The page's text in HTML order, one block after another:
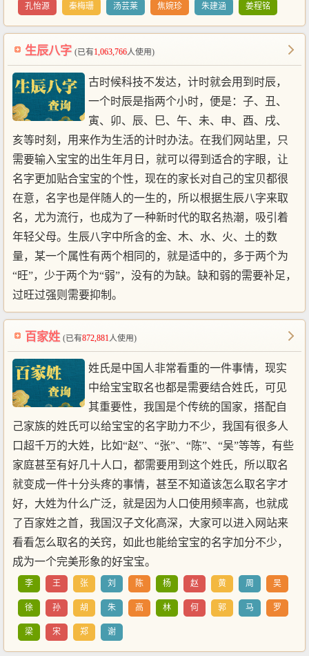
孔怡源 秦梅珊 汤芸莱 焦婉珍 朱建涵 姜程铭
生辰八字 (已有1,063,766人使用)
古时候科技不发达，计时就会用到时辰，
一个时辰是指两个小时，便是：子、丑、
寅、卯、辰、巳、午、未、申、酉、戌、
亥等时刻，用来作为生活的计时办法。在我们网站里，只
需要输入宝宝的出生年月日，就可以得到适合的字眼，让
名字更加贴合宝宝的个性，现在的家长对自己的宝贝都很
在意，名字也是伴随人的一生的，所以根据生辰八字来取
名，尤为流行，也成为了一种新时代的取名热潮，吸引着
年轻父母。生辰八字中所含的金、木、水、火、土的数
量，某一个属性有两个相同的，就是适中的，多于两个为
“旺”，少于两个为“弱”，没有的为缺。缺和弱的需要补足，
过旺过强则需要抑制。
百家姓 (已有872,881 人使用)
姓氏是中国人非常看重的一件事情，现实
中给宝宝取名也都是需要结合姓氏，可见
其重要性，我国是个传统的国家，搭配自
己家族的姓氏可以给宝宝的名字助力不少，我国有很多人
口超千万的大姓，比如“赵”、“张”、“陈”、“吴”等等，有些
家庭甚至有好几十人口，都需要用到这个姓氏，所以取名
就变成一件十分头疼的事情，甚至不知道该怎么取名字才
好，大姓为什么广泛，就是因为人口使用频率高，也就成
了百家姓之首，我国汉子文化高深，大家可以进入网站来
看看怎么取名的关窍，如此也能给宝宝的名字加分不少，
成为一个完美形象的好宝宝。
李 王 张 刘 陈 杨 赵 黄 周 吴
徐 孙 胡 朱 高 林 何 郭 马 罗
梁 宋 郑 谢